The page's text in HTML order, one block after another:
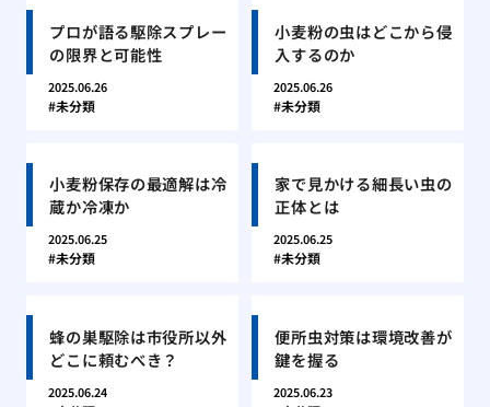
プロが語る駆除スプレー
の限界と可能性
2025.06.26
未分類
小麦粉の虫はどこから侵
入するのか
2025.06.26
未分類
小麦粉保存の最適解は冷
蔵か冷凍か
2025.06.25
未分類
家で見かける細長い虫の
正体とは
2025.06.25
未分類
蜂の巣駆除は市役所以外
どこに頼むべき？
2025.06.24
便所虫対策は環境改善が
鍵を握る
2025.06.23